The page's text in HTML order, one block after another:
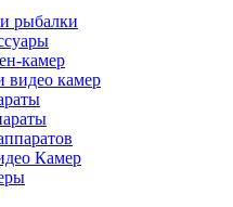
рыбалки
камер
видео камер
Камер